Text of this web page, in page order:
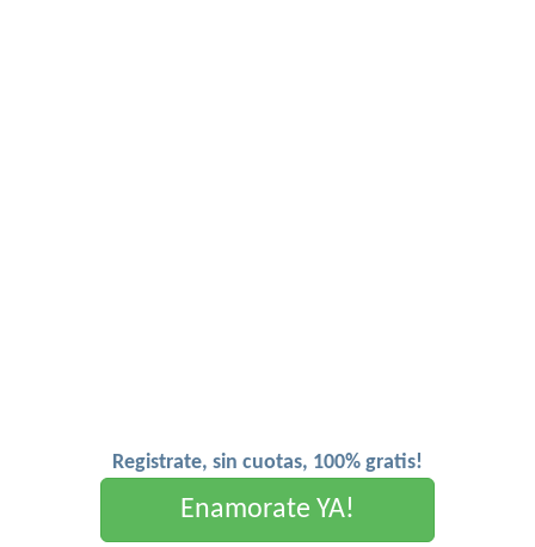
Registrate, sin cuotas, 100% gratis!
Enamorate YA!